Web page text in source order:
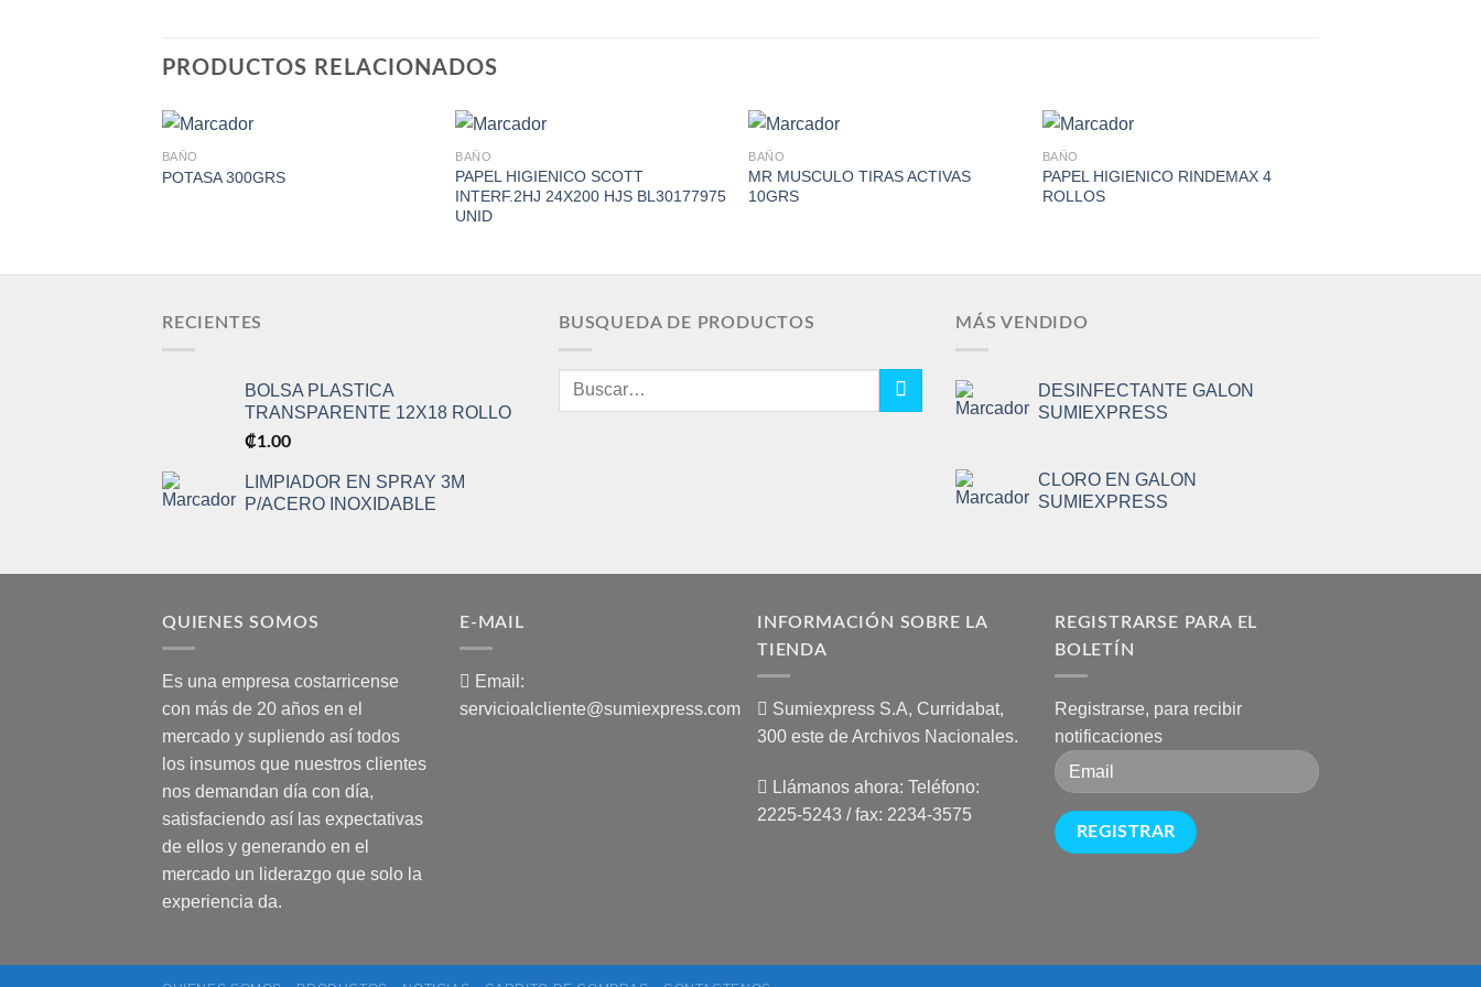
PRODUCTOS RELACIONADOS
BAÑO
POTASA 300GRS
BAÑO
PAPEL HIGIENICO SCOTT
INTERF.2HJ 24X200 HJS BL30177975
UNID
BAÑO
MR MUSCULO TIRAS ACTIVAS
10GRS
BAÑO
PAPEL HIGIENICO RINDEMAX 4
ROLLOS
RECIENTES
BOLSA PLASTICA
TRANSPARENTE 12X18 ROLLO
₡1.00
LIMPIADOR EN SPRAY 3M
P/ACERO INOXIDABLE
BUSQUEDA DE PRODUCTOS
Buscar
MÁS VENDIDO
DESINFECTANTE GALON
SUMIEXPRESS
CLORO EN GALON
SUMIEXPRESS
QUIENES SOMOS
Es una empresa costarricense
con más de 20 años en el
mercado y supliendo así todos
los insumos que nuestros clientes
nos demandan día con día,
satisfaciendo así las expectativas
de ellos y generando en el
mercado un liderazgo que solo la
experiencia da.
E-MAIL
Email:
servicioalcliente@sumiexpress.com
INFORMACIÓN SOBRE LA
TIENDA
Sumiexpress S.A, Curridabat,
300 este de Archivos Nacionales.
Llámanos ahora: Teléfono:
2225-5243 / fax: 2234-3575
REGISTRARSE PARA EL
BOLETÍN
Registrarse, para recibir
notificaciones